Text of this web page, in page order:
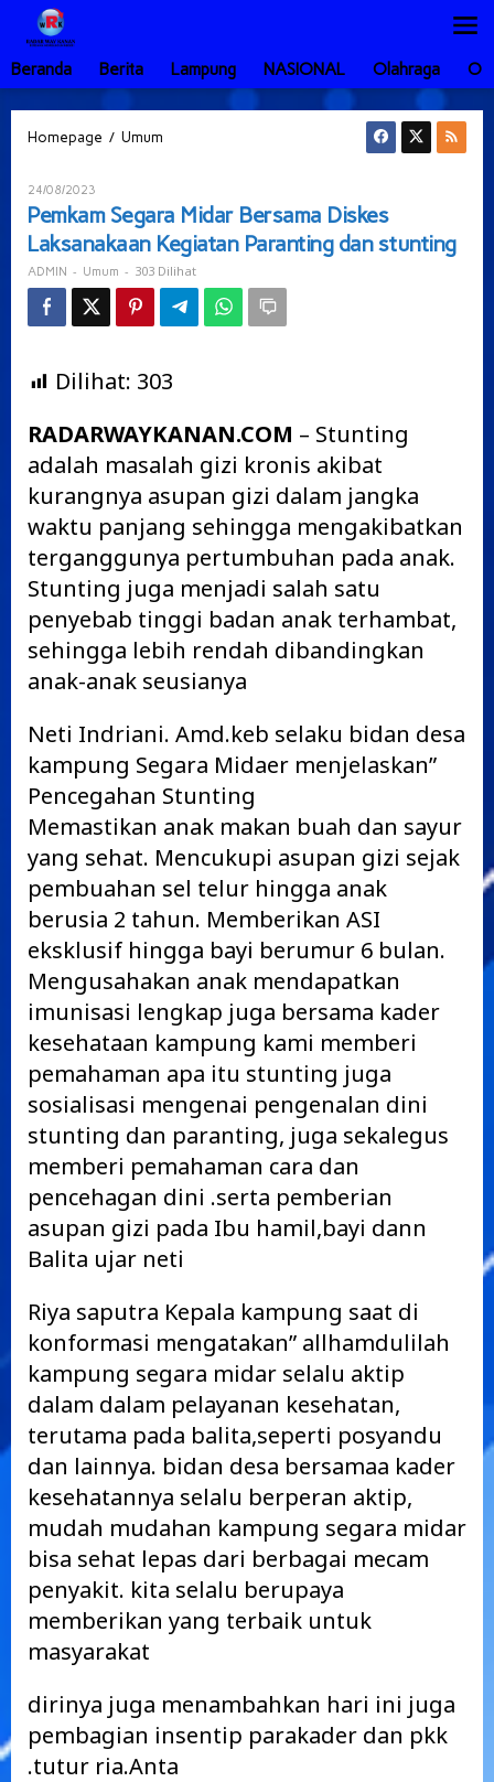
Lewati
konten
Beranda
Berita Lampung NASIONAL Olahraga
Homepage / Umum
Diskes
Laksanakaan
Kegiatan
Paranting
dan
stunting
24/08/2023
ADMIN
Pemkam Segara Midar Bersama Diskes
Laksanakaan Kegiatan Paranting dan stunting
ADMIN - Umum - 303 Dilihat
Dilihat: 303
RADARWAYKANAN.COM – Stunting
adalah masalah gizi kronis akibat
kurangnya asupan gizi dalam jangka
waktu panjang sehingga mengakibatkan
terganggunya pertumbuhan pada anak.
Stunting juga menjadi salah satu
penyebab tinggi badan anak terhambat,
sehingga lebih rendah dibandingkan
anak-anak seusianya
Neti Indriani. Amd.keb selaku bidan desa
kampung Segara Midaer menjelaskan”
Pencegahan Stunting
Memastikan anak makan buah dan sayur
yang sehat. Mencukupi asupan gizi sejak
pembuahan sel telur hingga anak
berusia 2 tahun. Memberikan ASI
eksklusif hingga bayi berumur 6 bulan.
Mengusahakan anak mendapatkan
imunisasi lengkap juga bersama kader
kesehataan kampung kami memberi
pemahaman apa itu stunting juga
sosialisasi mengenai pengenalan dini
stunting dan paranting, juga sekalegus
memberi pemahaman cara dan
pencehagan dini .serta pemberian
asupan gizi pada Ibu hamil,bayi dann
Balita ujar neti
Riya saputra Kepala kampung saat di
konformasi mengatakan” allhamdulilah
kampung segara midar selalu aktip
dalam dalam pelayanan kesehatan,
terutama pada balita,seperti posyandu
dan lainnya. bidan desa bersamaa kader
kesehatannya selalu berperan aktip,
mudah mudahan kampung segara midar
bisa sehat lepas dari berbagai mecam
penyakit. kita selalu berupaya
memberikan yang terbaik untuk
masyarakat
dirinya juga menambahkan hari ini juga
pembagian insentip parakader dan pkk
.tutur ria.Anta